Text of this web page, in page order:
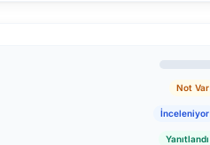
Not Var
İnceleniyor
Yanıtlandı